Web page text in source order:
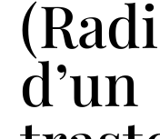
d’un